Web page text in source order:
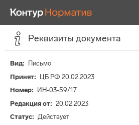
Реквизиты документа
Вид
Письмо
Принят
ЦБ РФ 20.02.2023
Номер
ИН-03-59/17
Редакция от
20.02.2023
Статус
Действует